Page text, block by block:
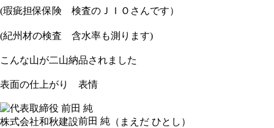
(瑕疵担保保険 検査のＪＩＯさんです）
(紀州材の検査 含水率も測ります)
こんな山が二山納品されました
表面の仕上がり 表情
株式会社和秋建設前田 純 （まえだ ひとし）